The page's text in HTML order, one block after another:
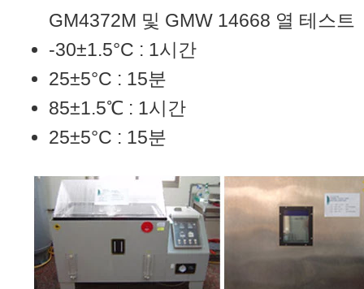
GM4372M 및 GMW 14668 열 테스트
-30±1.5°C : 1시간
25±5°C : 15분
85±1.5℃ : 1시간
25±5°C : 15분